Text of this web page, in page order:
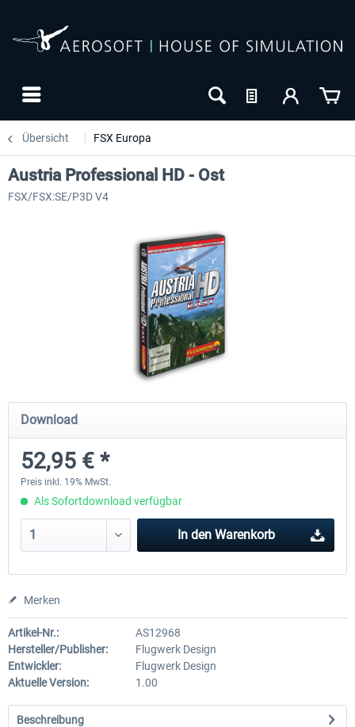
Übersicht FSX Europa
Mega Airport Frankfurt V2.0
29,95 € *
Austria Professional HD - Ost
FSX/FSX:SE/P3D V4
Download
52,95 € *
Preis inkl. 19% MwSt.
Als Sofortdownload verfügbar
In den Warenkorb
Merken
Artikel-Nr.:
AS12968
Hersteller/Publisher:
Flugwerk Design
Entwickler:
Flugwerk Design
Aktuelle Version:
1.00
Beschreibung